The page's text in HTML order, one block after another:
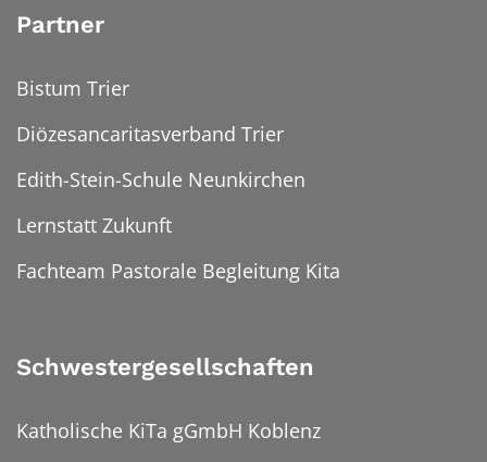
Partner
Bistum Trier
Diözesancaritasverband Trier
Edith-Stein-Schule Neunkirchen
Lernstatt Zukunft
Fachteam Pastorale Begleitung Kita
Schwestergesellschaften
Katholische KiTa gGmbH Koblenz